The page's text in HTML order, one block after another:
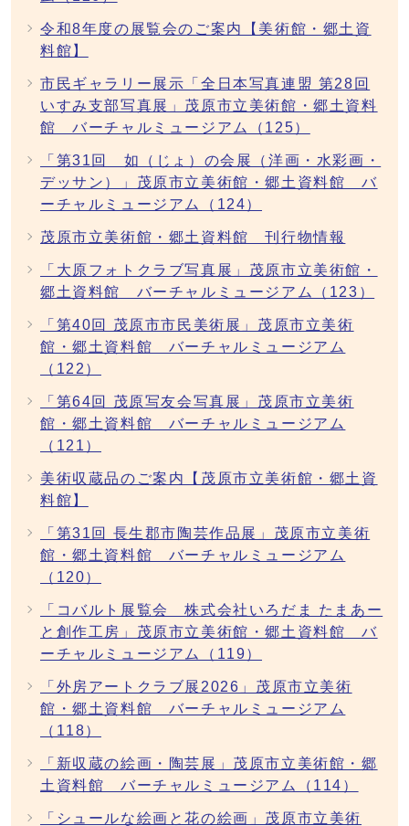
令和8年度の展覧会のご案内【美術館・郷土資
料館】
市民ギャラリー展示「全日本写真連盟 第28回
いすみ支部写真展」茂原市立美術館・郷土資料
館 バーチャルミュージアム（125）
「第31回 如（じょ）の会展（洋画・水彩画・
デッサン）」茂原市立美術館・郷土資料館 バ
ーチャルミュージアム（124）
茂原市立美術館・郷土資料館 刊行物情報
「大原フォトクラブ写真展」茂原市立美術館・
郷土資料館 バーチャルミュージアム（123）
「第40回 茂原市市民美術展」茂原市立美術
館・郷土資料館 バーチャルミュージアム
（122）
「第64回 茂原写友会写真展」茂原市立美術
館・郷土資料館 バーチャルミュージアム
（121）
美術収蔵品のご案内【茂原市立美術館・郷土資
料館】
「第31回 長生郡市陶芸作品展」茂原市立美術
館・郷土資料館 バーチャルミュージアム
（120）
「コバルト展覧会 株式会社いろだま たまあー
と創作工房」茂原市立美術館・郷土資料館 バ
ーチャルミュージアム（119）
「外房アートクラブ展2026」茂原市立美術
館・郷土資料館 バーチャルミュージアム
（118）
「新収蔵の絵画・陶芸展」茂原市立美術館・郷
土資料館 バーチャルミュージアム（114）
「シュールな絵画と花の絵画」茂原市立美術